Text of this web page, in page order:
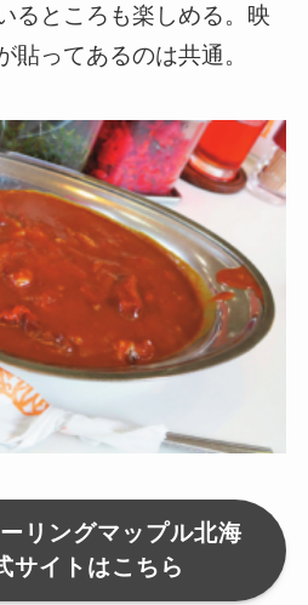
るところも楽しめる。映
貼ってあるのは共通。
リングマップル北海
サイトはこちら